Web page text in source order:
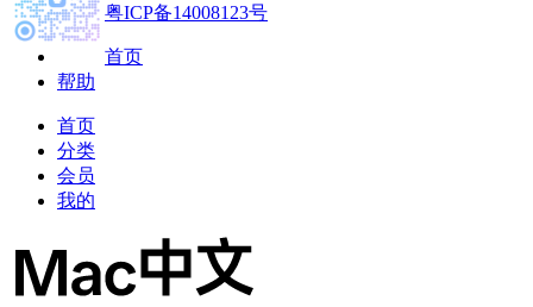
粤ICP备14008123号
首页
帮助
首页
分类
会员
我的